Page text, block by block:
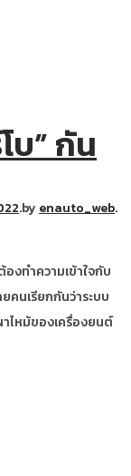
บ” กัน
.by enauto_web.
งทำความเข้าใจกับ
คนเรียกกันว่าระบบ
ไหม้ของเครื่องยนต์